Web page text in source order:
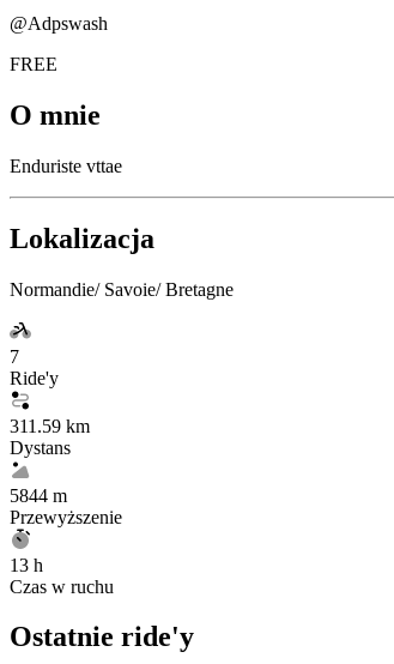
@Adpswash
FREE
O mnie
Enduriste vttae
Lokalizacja
Normandie/ Savoie/ Bretagne
7
Ride'y
311.59 km
Dystans
5844 m
Przewyższenie
13 h
Czas w ruchu
Ostatnie ride'y